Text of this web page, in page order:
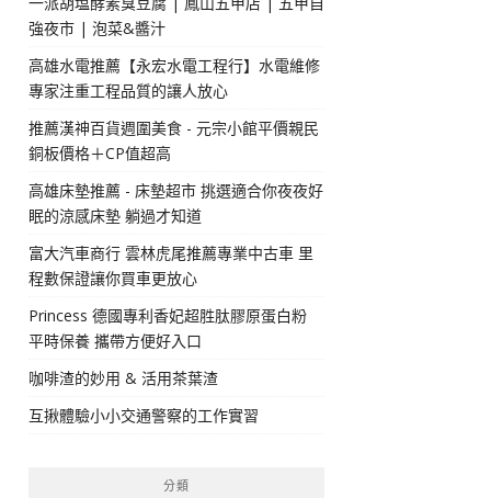
強夜市 | 泡菜&醬汁
高雄水電推薦【永宏水電工程行】水電維修
專家注重工程品質的讓人放心
推薦漢神百貨週圍美食 - 元宗小館平價親民
銅板價格＋CP值超高
高雄床墊推薦 - 床墊超市 挑選適合你夜夜好
眠的涼感床墊 躺過才知道
富大汽車商行 雲林虎尾推薦專業中古車 里
程數保證讓你買車更放心
Princess 德國專利香妃超胜肽膠原蛋白粉
平時保養 攜帶方便好入口
咖啡渣的妙用 & 活用茶葉渣
互揪體驗小小交通警察的工作實習
分類